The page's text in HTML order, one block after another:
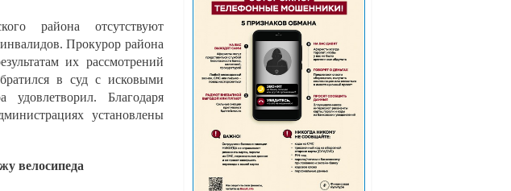
района отсутствуют
Прокурор района
их рассмотрений
в суд с исковыми
Благодаря
установлены
велосипеда